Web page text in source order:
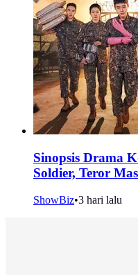
Sinopsis Drama
Soldier, Teror
ShowBiz•3 hari lalu